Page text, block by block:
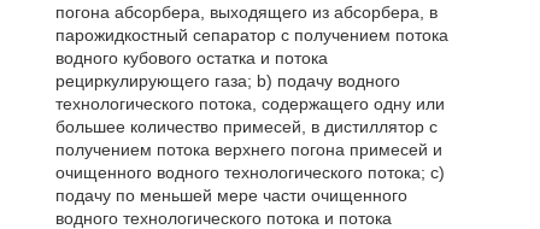
погона абсорбера, выходящего из абсорбера, в
парожидкостный сепаратор с получением потока
водного кубового остатка и потока
рециркулирующего газа; b) подачу водного
технологического потока, содержащего одну или
большее количество примесей, в дистиллятор с
получением потока верхнего погона примесей и
очищенного водного технологического потока; c)
подачу по меньшей мере части очищенного
водного технологического потока и потока